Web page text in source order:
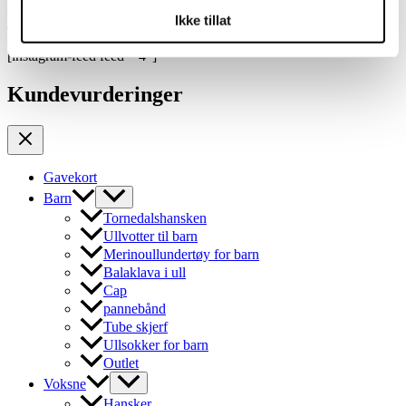
Ikke tillat
[instagram-feed feed="4"]
Kundevurderinger
Gavekort
Barn
Tornedalshansken
Ullvotter til barn
Merinoullundertøy for barn
Balaklava i ull
Cap
pannebånd
Tube skjerf
Ullsokker for barn
Outlet
Voksne